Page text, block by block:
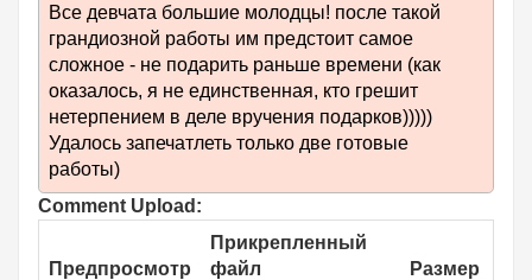
Все девчата большие молодцы! после такой
грандиозной работы им предстоит самое
сложное - не подарить раньше времени (как
оказалось, я не единственная, кто грешит
нетерпением в деле вручения подарков)))))
Удалось запечатлеть только две готовые
работы)
Comment Upload:
Предпросмотр
Прикрепленный
файл
Размер